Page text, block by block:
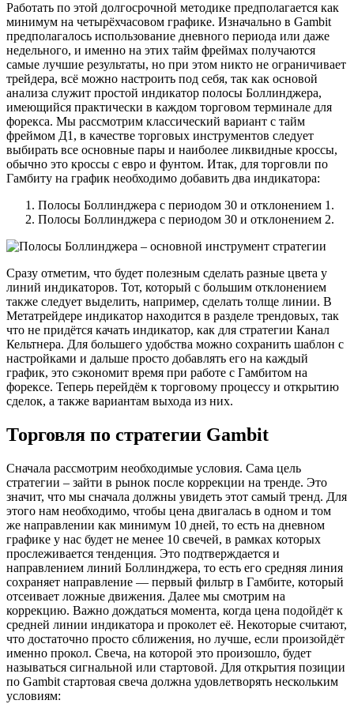
Работать по этой долгосрочной методике предполагается как
минимум на четырёхчасовом графике. Изначально в Gambit
предполагалось использование дневного периода или даже
недельного, и именно на этих тайм фреймах получаются
самые лучшие результаты, но при этом никто не ограничивает
трейдера, всё можно настроить под себя, так как основой
анализа служит простой индикатор полосы Боллинджера,
имеющийся практически в каждом торговом терминале для
форекса. Мы рассмотрим классический вариант с тайм
фреймом Д1, в качестве торговых инструментов следует
выбирать все основные пары и наиболее ликвидные кроссы,
обычно это кроссы с евро и фунтом. Итак, для торговли по
Гамбиту на график необходимо добавить два индикатора:
Полосы Боллинджера с периодом 30 и отклонением 1.
Полосы Боллинджера с периодом 30 и отклонением 2.
Сразу отметим, что будет полезным сделать разные цвета у
линий индикаторов. Тот, который с большим отклонением
также следует выделить, например, сделать толще линии. В
Метатрейдере индикатор находится в разделе трендовых, так
что не придётся качать индикатор, как для стратегии Канал
Кельтнера. Для большего удобства можно сохранить шаблон с
настройками и дальше просто добавлять его на каждый
график, это сэкономит время при работе с Гамбитом на
форексе. Теперь перейдём к торговому процессу и открытию
сделок, а также вариантам выхода из них.
Торговля по стратегии Gambit
Сначала рассмотрим необходимые условия. Сама цель
стратегии – зайти в рынок после коррекции на тренде. Это
значит, что мы сначала должны увидеть этот самый тренд. Для
этого нам необходимо, чтобы цена двигалась в одном и том
же направлении как минимум 10 дней, то есть на дневном
графике у нас будет не менее 10 свечей, в рамках которых
прослеживается тенденция. Это подтверждается и
направлением линий Боллинджера, то есть его средняя линия
сохраняет направление — первый фильтр в Гамбите, который
отсеивает ложные движения. Далее мы смотрим на
коррекцию. Важно дождаться момента, когда цена подойдёт к
средней линии индикатора и проколет её. Некоторые считают,
что достаточно просто сближения, но лучше, если произойдёт
именно прокол. Свеча, на которой это произошло, будет
называться сигнальной или стартовой. Для открытия позиции
по Gambit стартовая свеча должна удовлетворять нескольким
условиям: